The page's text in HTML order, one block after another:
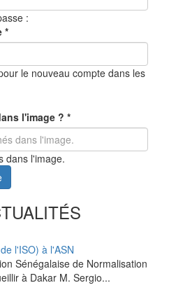
:
*
le nouveau compte dans les
l'image ? *
dans l'image.
l'ISO) à l'ASN
Sénégalaise de Normalisation
à Dakar M. Sergio...